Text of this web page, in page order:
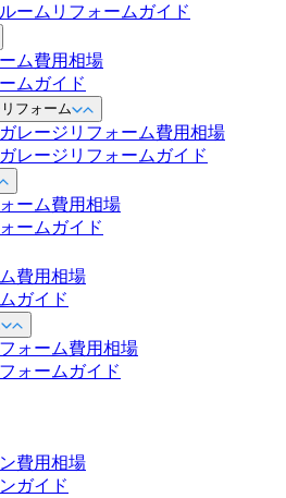
ームリフォームガイド
ム費用相場
ムガイド
フォーム
レージリフォーム費用相場
レージリフォームガイド
ーム費用相場
ームガイド
費用相場
ガイド
ォーム費用相場
ォームガイド
費用相場
ガイド